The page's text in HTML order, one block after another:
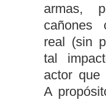
armas,
cañones
real (sin
tal
actor que
A